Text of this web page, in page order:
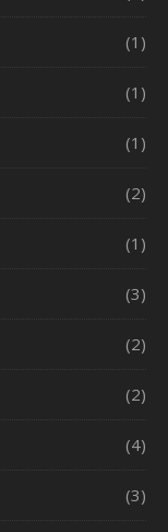
(1)
(1)
(1)
(2)
(1)
(3)
(2)
(2)
(4)
(3)